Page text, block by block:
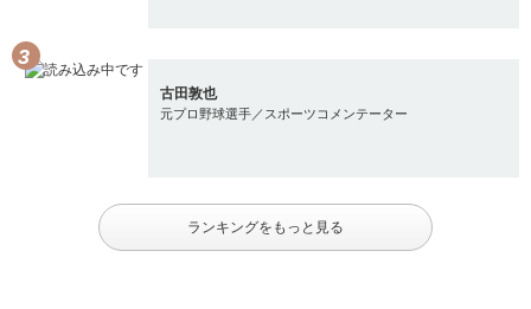
古田敦也
元プロ野球選手／スポーツコメンテーター
ランキングをもっと見る